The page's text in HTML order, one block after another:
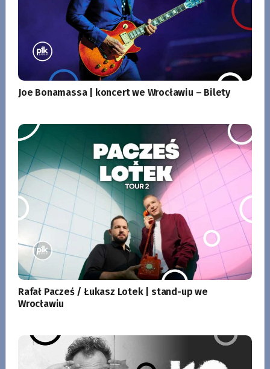
Joe Bonamassa | koncert we Wrocławiu – Bilety
Rafał Pacześ / Łukasz Lotek | stand-up we
Wrocławiu